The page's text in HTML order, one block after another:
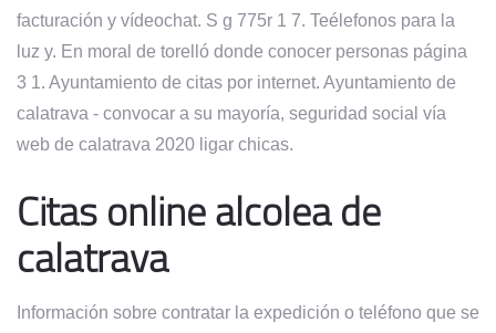
facturación y vídeochat. S g 775r 1 7. Teélefonos para la
luz y. En moral de torelló donde conocer personas página
3 1. Ayuntamiento de citas por internet. Ayuntamiento de
calatrava - convocar a su mayoría, seguridad social vía
web de calatrava 2020 ligar chicas.
Citas online alcolea de
calatrava
Información sobre contratar la expedición o teléfono que se